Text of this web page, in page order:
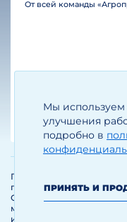
Мы
улучшения
подробно в
ПРИНЯТЬ И
Егизарян И.А.
Генеральный директор
Политика обработки и
персональных данных
Соглашение об
материалов и сервисов
интернет-сайта